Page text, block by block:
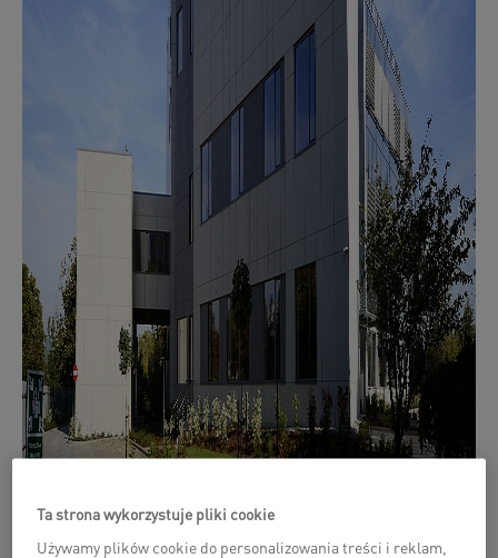
Ta strona wykorzystuje pliki cookie
Używamy plików cookie do personalizowania treści i reklam,